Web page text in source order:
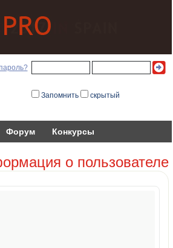
Запомнить скрытый
Форум Конкурсы
о пользователе